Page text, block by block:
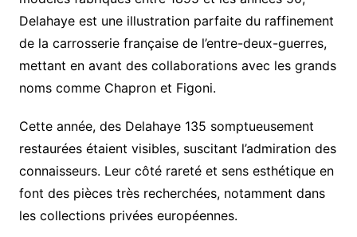
Delahaye est une illustration parfaite du raffinement
de la carrosserie française de l’entre-deux-guerres,
mettant en avant des collaborations avec les grands
noms comme Chapron et Figoni.
Cette année, des Delahaye 135 somptueusement
restaurées étaient visibles, suscitant l’admiration des
connaisseurs. Leur côté rareté et sens esthétique en
font des pièces très recherchées, notamment dans
les collections privées européennes.